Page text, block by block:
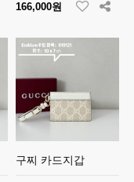
166,000원
구찌 카드지갑